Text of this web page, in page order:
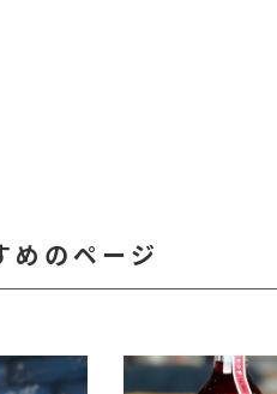
めのページ